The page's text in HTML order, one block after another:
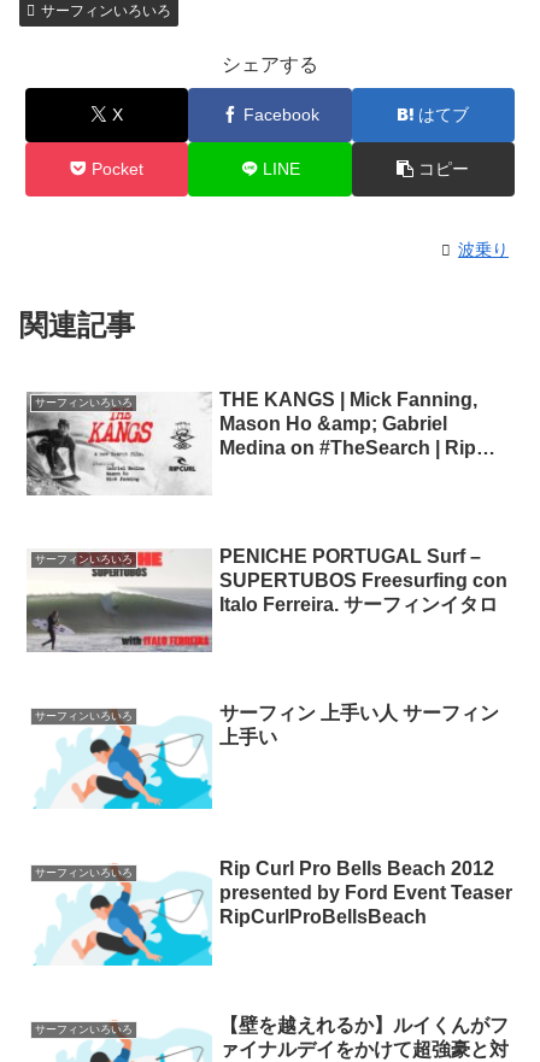
サーフィンいろいろ
シェアする
X Facebook はてブ
Pocket LINE コピー
波乗り
関連記事
サーフィンいろいろ
THE KANGS | Mick Fanning,
Mason Ho &amp; Gabriel
Medina on #TheSearch | Rip
サーフィンいろいろ
PENICHE PORTUGAL Surf –
SUPERTUBOS Freesurfing con
Italo Ferreira. サーフィンイタロ
サーフィンいろいろ
サーフィン 上手い人 サーフィン
上手い
サーフィンいろいろ
Rip Curl Pro Bells Beach 2012
presented by Ford Event Teaser
RipCurlProBellsBeach
サーフィンいろいろ
【壁を越えれるか】ルイくんがフ
ァイナルデイをかけて超強豪と対